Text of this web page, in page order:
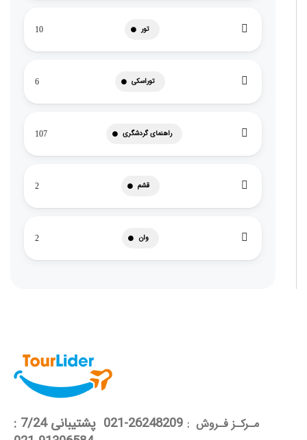
تور 10
توراسکی 6
راهنمای گردشگری 107
قشم 2
وان 2
مـرکـز فـروش :
26248209-021 پشتیبانی 7/24 :